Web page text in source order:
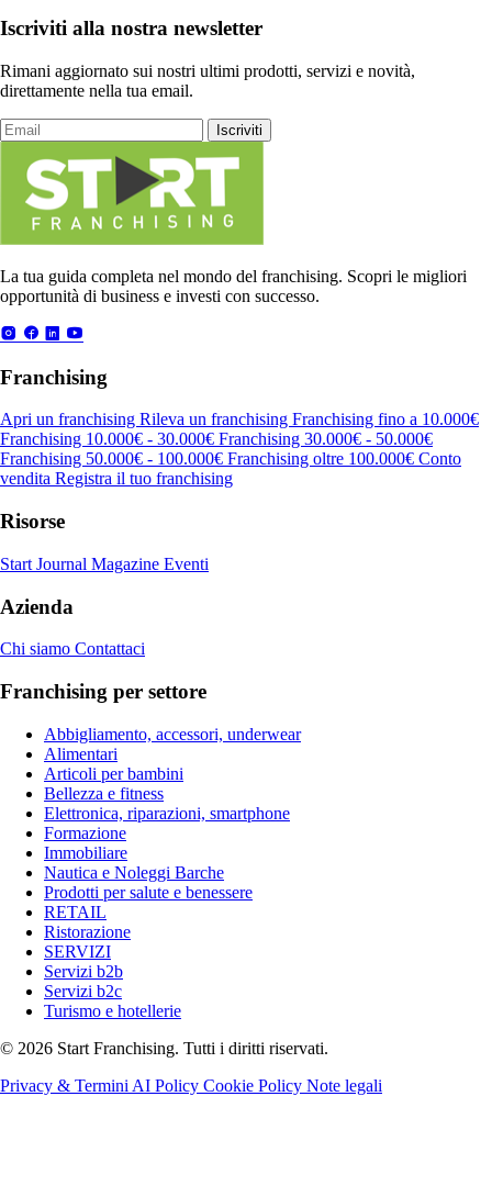
Iscriviti alla nostra newsletter
Rimani aggiornato sui nostri ultimi prodotti, servizi e novità,
direttamente nella tua email.
Iscriviti
La tua guida completa nel mondo del franchising. Scopri le migliori
opportunità di business e investi con successo.
Franchising
Apri un franchising Rileva un franchising Franchising fino a 10.000€
Franchising 10.000€ - 30.000€ Franchising 30.000€ - 50.000€
Franchising 50.000€ - 100.000€ Franchising oltre 100.000€ Conto
vendita Registra il tuo franchising
Risorse
Start Journal Magazine Eventi
Azienda
Chi siamo Contattaci
Franchising per settore
Abbigliamento, accessori, underwear
Alimentari
Articoli per bambini
Bellezza e fitness
Elettronica, riparazioni, smartphone
Formazione
Immobiliare
Nautica e Noleggi Barche
Prodotti per salute e benessere
RETAIL
Ristorazione
SERVIZI
Servizi b2b
Servizi b2c
Turismo e hotellerie
© 2026 Start Franchising. Tutti i diritti riservati.
Privacy & Termini AI Policy Cookie Policy Note legali